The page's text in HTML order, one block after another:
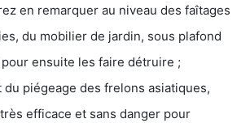
en remarquer au niveau des faîtages
du mobilier de jardin, sous plafond
ensuite les faire détruire ;
du piégeage des frelons asiatiques,
efficace et sans danger pour